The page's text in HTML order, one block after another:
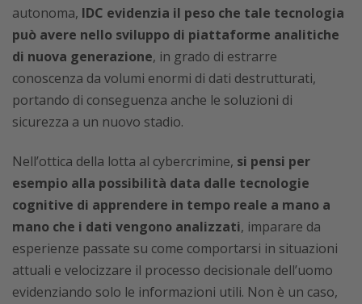
autonoma, IDC evidenzia il peso che tale tecnologia
può avere nello sviluppo di piattaforme analitiche
di nuova generazione, in grado di estrarre
conoscenza da volumi enormi di dati destrutturati,
portando di conseguenza anche le soluzioni di
sicurezza a un nuovo stadio.
Nell’ottica della lotta al cybercrimine, si pensi per
esempio alla possibilità data dalle tecnologie
cognitive di apprendere in tempo reale a mano a
mano che i dati vengono analizzati, imparare da
esperienze passate su come comportarsi in situazioni
attuali e velocizzare il processo decisionale dell’uomo
evidenziando solo le informazioni utili. Non è un caso,